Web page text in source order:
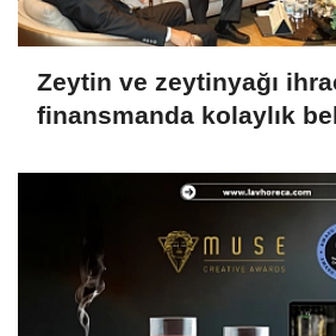
Zeytin ve zeytinyağı
finansmanda kolaylık